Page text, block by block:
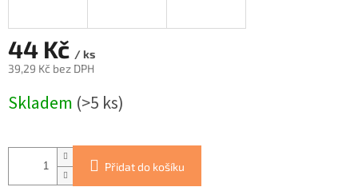
44 Kč / ks
39,29 Kč bez DPH
cena:
Skladem (>5 ks)
Přidat do košíku